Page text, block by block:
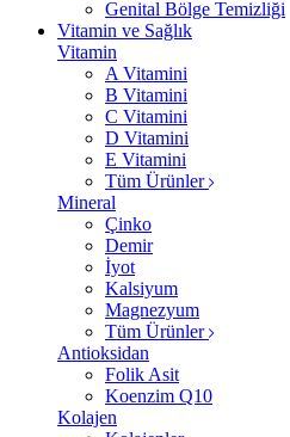
Genital Bölge Temizliği
Vitamin ve Sağlık
Vitamin
A Vitamini
B Vitamini
C Vitamini
D Vitamini
E Vitamini
Tüm Ürünler
Mineral
Çinko
Demir
İyot
Kalsiyum
Magnezyum
Tüm Ürünler
Antioksidan
Folik Asit
Koenzim Q10
Kolajen